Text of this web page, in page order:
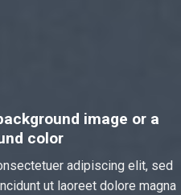
image or a
color
adipiscing elit, sed
ut laoreet dolore magna